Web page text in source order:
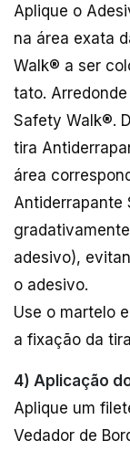
Aplique o
na área exata
Walk® a ser
tato.
Safety Walk®.
tira
área
Antiderrapante
adesivo),
o adesivo.
Use o martelo
a fixação da
4) Aplicação
Aplique um
Vedador de